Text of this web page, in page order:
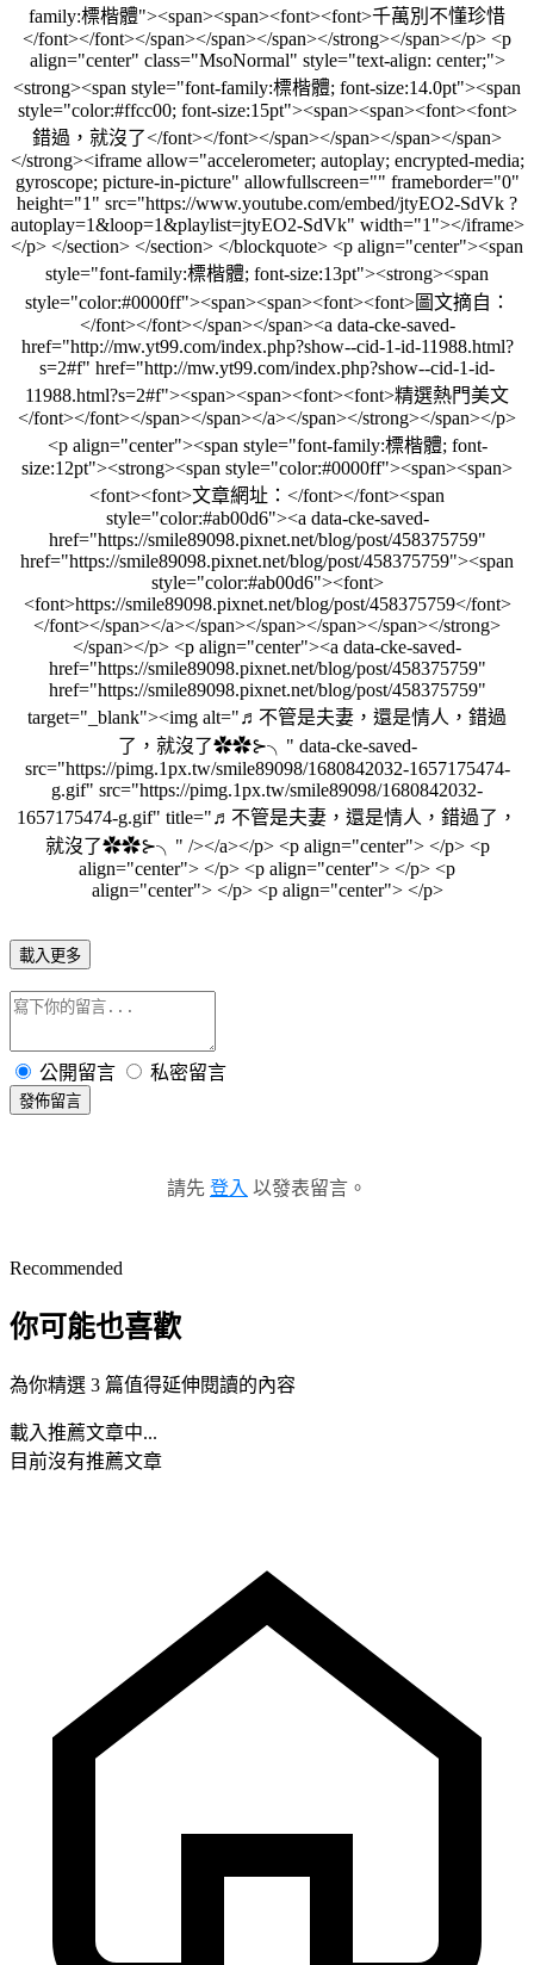
family:標楷體"><span><span><font><font>千萬別不懂珍惜
</font></font></span></span></span></strong></span></p> <p
align="center" class="MsoNormal" style="text-align: center;">
<strong><span style="font-family:標楷體; font-size:14.0pt"><span
style="color:#ffcc00; font-size:15pt"><span><span><font><font>
錯過，就沒了</font></font></span></span></span></span>
</strong><iframe allow="accelerometer; autoplay; encrypted-media;
gyroscope; picture-in-picture" allowfullscreen="" frameborder="0"
height="1" src="https://www.youtube.com/embed/jtyEO2-SdVk ?
autoplay=1&loop=1&playlist=jtyEO2-SdVk" width="1"></iframe>
</p> </section> </section> </blockquote> <p align="center"><span
style="font-family:標楷體; font-size:13pt"><strong><span
style="color:#0000ff"><span><span><font><font>圖文摘自：
</font></font></span></span><a data-cke-saved-
href="http://mw.yt99.com/index.php?show--cid-1-id-11988.html?
s=2#f" href="http://mw.yt99.com/index.php?show--cid-1-id-
11988.html?s=2#f"><span><span><font><font>精選熱門美文
</font></font></span></span></a></span></strong></span></p>
<p align="center"><span style="font-family:標楷體; font-
size:12pt"><strong><span style="color:#0000ff"><span><span>
<font><font>文章網址：</font></font><span
style="color:#ab00d6"><a data-cke-saved-
href="https://smile89098.pixnet.net/blog/post/458375759"
href="https://smile89098.pixnet.net/blog/post/458375759"><span
style="color:#ab00d6"><font>
<font>https://smile89098.pixnet.net/blog/post/458375759</font>
</font></span></a></span></span></span></span></strong>
</span></p> <p align="center"><a data-cke-saved-
href="https://smile89098.pixnet.net/blog/post/458375759"
href="https://smile89098.pixnet.net/blog/post/458375759"
target="_blank"><img alt="♬不管是夫妻，還是情人，錯過
了，就沒了✿✿⊱╮" data-cke-saved-
src="https://pimg.1px.tw/smile89098/1680842032-1657175474-
g.gif" src="https://pimg.1px.tw/smile89098/1680842032-
1657175474-g.gif" title="♬不管是夫妻，還是情人，錯過了，
就沒了✿✿⊱╮" /></a></p> <p align="center"> </p> <p
align="center"> </p> <p align="center"> </p> <p
align="center"> </p> <p align="center"> </p>
載入更多
公開留言 私密留言
發佈留言
請先 登入 以發表留言。
Recommended
你可能也喜歡
為你精選 3 篇值得延伸閱讀的內容
載入推薦文章中...
目前沒有推薦文章